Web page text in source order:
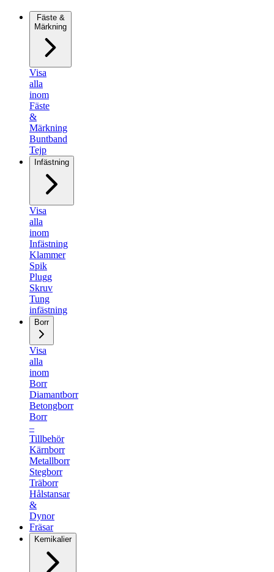
Fäste &
Märkning
Visa
alla
inom
Fäste
&
Märkning
Buntband
Tejp
Infästning
Visa
alla
inom
Infästning
Klammer
Spik
Plugg
Skruv
Tung
infästning
Borr
Visa
alla
inom
Borr
Diamantborr
Betongborr
Borr
–
Tillbehör
Kärnborr
Metallborr
Stegborr
Träborr
Hålstansar
&
Dynor
Fräsar
Kemikalier